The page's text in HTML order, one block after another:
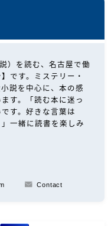
）を読む、名古屋で働
です。ミステリー・
説を中心に、本の感
す。「読む本に迷っ
す。好きな言葉は
一緒に読書を楽しみ
Contact